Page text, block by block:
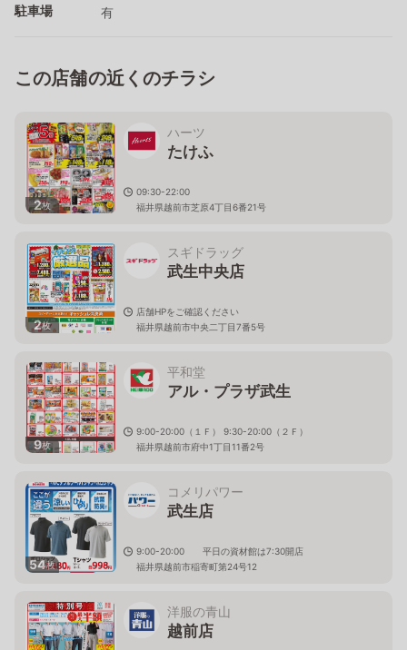
駐車場 有
この店舗の近くのチラシ
2枚
ハーツ
たけふ
09:30-22:00
福井県越前市芝原4丁目6番21号
2枚
スギドラッグ
武生中央店
店舗HPをご確認ください
福井県越前市中央二丁目7番5号
9枚
平和堂
アル・プラザ武生
9:00-20:00（１Ｆ） 9:30-20:00（２Ｆ）
福井県越前市府中1丁目11番2号
54枚
コメリパワー
武生店
9:00-20:00 平日の資材館は7:30開店
福井県越前市稲寄町第24号12
洋服の青山
越前店